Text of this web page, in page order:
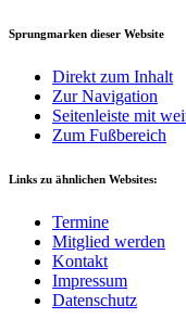
Sprungmarken dieser Website
Direkt zum Inhalt
Zur Navigation
Seitenleiste mit
Zum Fußbereich
Links zu ähnlichen Websites:
Termine
Mitglied werden
Kontakt
Impressum
Datenschutz